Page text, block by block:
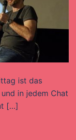
ist das
in jedem Chat
[…]